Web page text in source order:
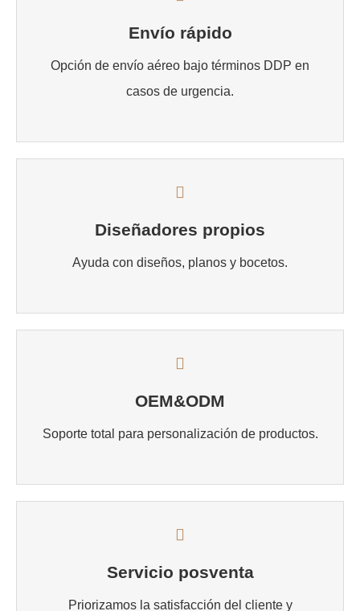
Envío rápido
Opción de envío aéreo bajo términos DDP en
casos de urgencia.
Diseñadores propios
Ayuda con diseños, planos y bocetos.
OEM&ODM
Soporte total para personalización de productos.
Servicio posventa
Priorizamos la satisfacción del cliente y